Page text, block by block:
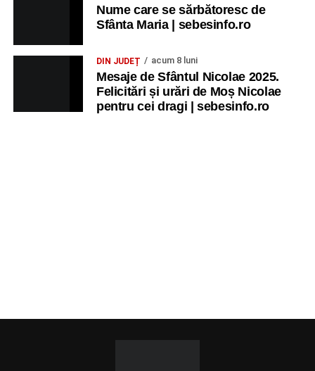
Nume care se sărbătoresc de
Sfânta Maria | sebesinfo.ro
DIN JUDEȚ acum 8 luni
Mesaje de Sfântul Nicolae 2025.
Felicitări și urări de Moș Nicolae
pentru cei dragi | sebesinfo.ro